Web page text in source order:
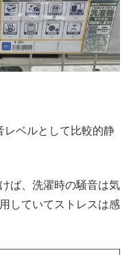
レベルとして比較的静
ば、洗濯時の騒音は気
していてストレスは感